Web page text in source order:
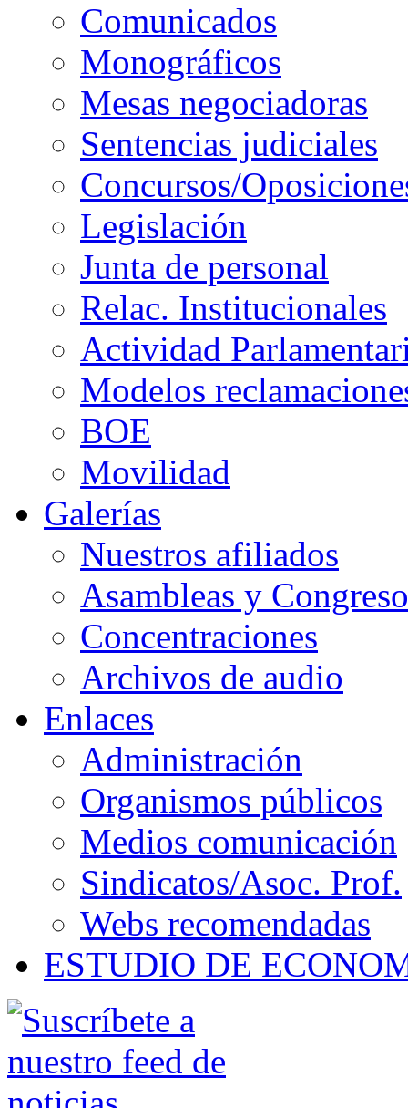
Comunicados
Monográficos
Mesas negociadoras
Sentencias judiciales
Concursos/
Legislación
Junta de personal
Relac. Institucionales
Actividad
Modelos
BOE
Movilidad
Galerías
Nuestros afiliados
Asambleas y
Concentraciones
Archivos de audio
Enlaces
Administración
Organismos públicos
Medios comunicación
Sindicatos/Asoc. Prof.
Webs recomendadas
ESTUDIO DE